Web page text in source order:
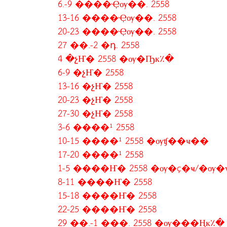
6.-9 ����Ҿѹ��. 2558
13-16 ����Ҿѹ��. 2558
20-23 ����Ҿѹ��. 2558
27 ��.-2 �դ. 2558
4 �չҤ� 2558 �ѹ�Ҧк٪�
6-9 �չҤ� 2558
13-16 �չҤ� 2558
20-23 �չҤ� 2558
27-30 �չҤ� 2558
3-6 ����¹ 2558
10-15 ����¹ 2558 �ѹʧ��ҹ��
17-20 ����¹ 2558
1-5 ����Ҥ� 2558 �ѹ�ç�ҹ/
8-11 ����Ҥ� 2558
15-18 ����Ҥ� 2558
22-25 ����Ҥ� 2558
29 ��.-1 ���. 2558 �ѹ���Ңк٪�